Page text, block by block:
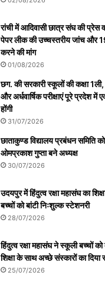
रांची में आदिवासी छात्र संघ की प्रेस
पेपर लीक की उच्चस्तरीय जांच और
करने की मांग
01/08/2026
छग. की सरकारी स्कूलों की कक्षा
और अर्धवार्षिक परीक्षाएं पूरे प्रदेश में
होंगी
31/07/2026
छाताकुण्ड विद्यालय प्रबंधन समिति
ओमप्रकाश गुप्ता बने अध्यक्ष
30/07/2026
उदयपुर में हिंदुत्व रक्षा महासंघ का
बच्चों को बांटी निःशुल्क स्टेशनरी
28/07/2026
हिंदुत्व रक्षा महासंघ ने स्कूली बच्चों
शिक्षा के साथ अच्छे संस्कारों का
25/07/2026